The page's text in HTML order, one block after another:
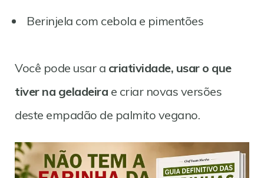
Berinjela com cebola e pimentões
Você pode usar a criatividade, usar o que
tiver na geladeira e criar novas versões
deste empadão de palmito vegano.